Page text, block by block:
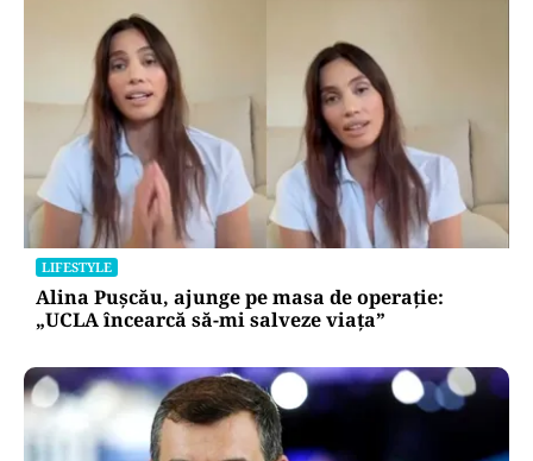
LIFESTYLE
Alina Pușcău, ajunge pe masa de operație:
„UCLA încearcă să-mi salveze viața”